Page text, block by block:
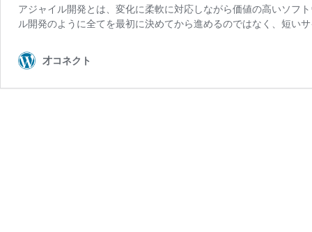
アジャイル開発とは、変化に柔軟に対応しながら価値の高いソフ
ル開発のように全てを最初に決めてから進めるのではなく、短い
才コネクト